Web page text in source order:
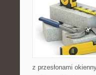
z przesłonami